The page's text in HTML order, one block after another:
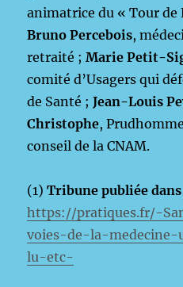
animatrice du « Tour de
Bruno Percebois,
retraité ;Marie Petit-
comité d’Usagers qui
de Santé ;Jean-Louis
Christophe,
conseil de la CNAM.
(1)Tribune publiée
https://pratiques.fr/-
voies-de-la-medecine-
lu-etc-